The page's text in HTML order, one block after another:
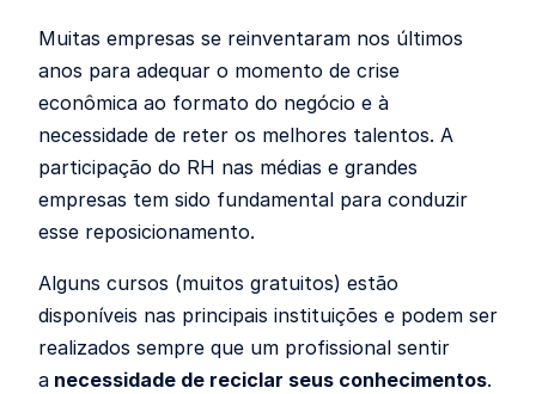
Muitas empresas se reinventaram nos últimos
anos para adequar o momento de crise
econômica ao formato do negócio e à
necessidade de reter os melhores talentos. A
participação do RH nas médias e grandes
empresas tem sido fundamental para conduzir
esse reposicionamento.
Alguns cursos (muitos gratuitos) estão
disponíveis nas principais instituições e podem ser
realizados sempre que um profissional sentir
a necessidade de reciclar seus conhecimentos.